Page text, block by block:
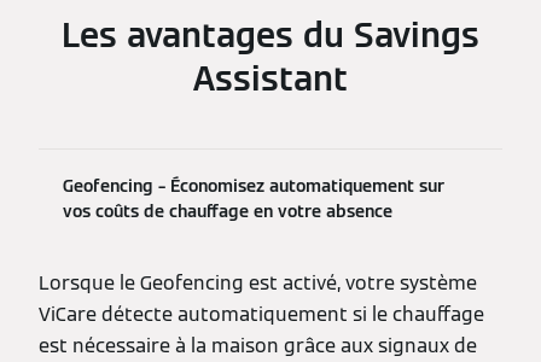
Les avantages du Savings
Assistant
Geofencing – Économisez automatiquement sur
vos coûts de chauffage en votre absence
Lorsque le Geofencing est activé, votre système
ViCare détecte automatiquement si le chauffage
est nécessaire à la maison grâce aux signaux de